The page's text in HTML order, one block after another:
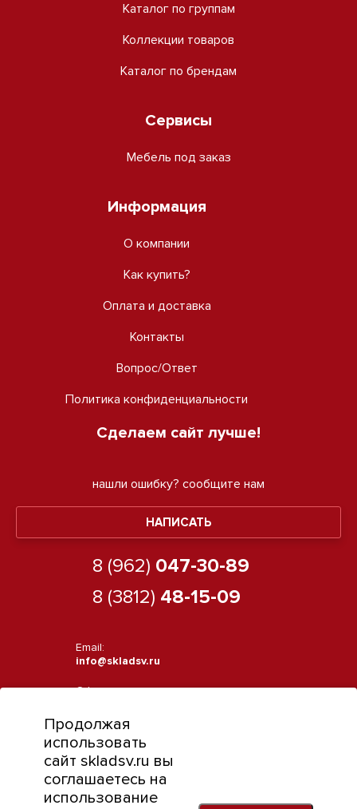
Каталог по группам
Коллекции товаров
Каталог по брендам
Сервисы
Мебель под заказ
Информация
О компании
Как купить?
Оплата и доставка
Контакты
Вопрос/Ответ
Политика конфиденциальности
Сделаем сайт лучше!
нашли ошибку? сообщите нам
НАПИСАТЬ
8 (962) 047-30-89
8 (3812) 48-15-09
Email:
info@skladsv.ru
Офис:
Режим работы:
Пн-Пт с 9:00 до 18:00
Продолжая
использовать
сайт skladsv.ru вы
соглашаетесь на
использование